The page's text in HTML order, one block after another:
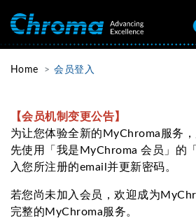
Home 会员登入
【会员机制变更公告】
为让您体验全新的MyChroma服务
先使用「我是MyChroma 会员」的
入您所注册的email并更新密码。
若您尚未加入会员，欢迎成为
完整的MyChroma服务。